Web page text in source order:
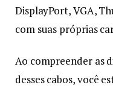
DisplayPort, VGA,
com suas próprias
Ao compreender as
desses cabos, você